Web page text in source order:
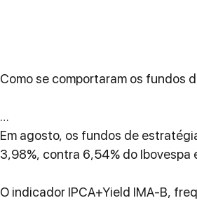
Como se comportaram os fundos
…
Em agosto, os fundos de
3,98%, contra 6,54% do Ibovespa
O indicador IPCA+Yield IMA-B,